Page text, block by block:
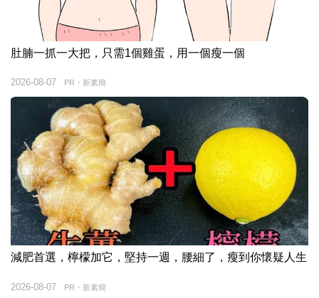
肚腩一抓一大把，只需1個雞蛋，用一個瘦一個
PR・新素簡
2026-08-07
減肥首選，檸檬加它，堅持一週，腰細了，瘦到你懷疑人生
PR・新素簡
2026-08-07